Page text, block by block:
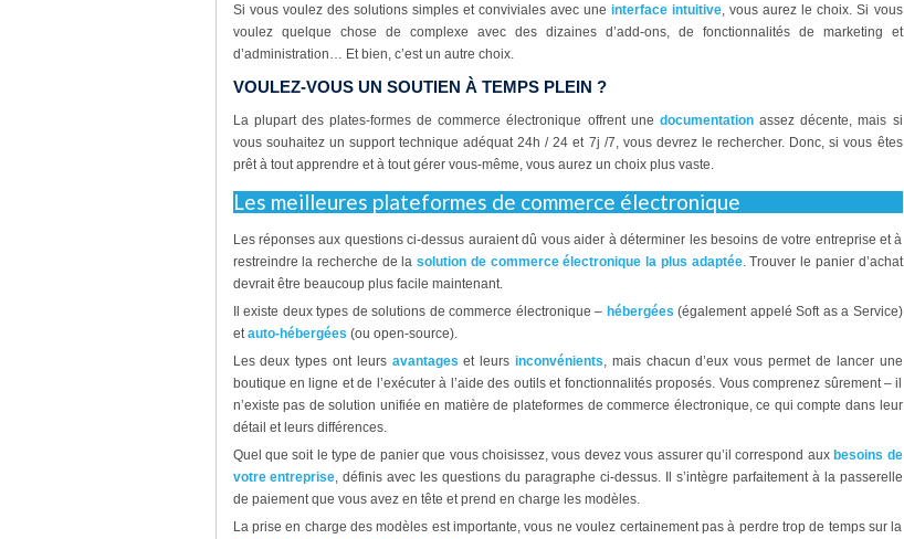
Si vous voulez des solutions simples et conviviales avec uneinterface intuitive , vous aurez le choix. Si vous
voulez quelque chose de complexe avec des dizaines d’add-ons, de fonctionnalités de marketing et
d’administration… Et bien, c’est un autre choix.
VOULEZ-VOUS UN SOUTIEN À TEMPS PLEIN ?
La plupart des plates-formes de commerce électronique offrent une documentationassez décente, mais si
vous souhaitez un support technique adéquat 24h / 24 et 7j /7, vous devrez le rechercher. Donc, si vous êtes
prêt à tout apprendre et à tout gérer vous-même, vous aurez un choix plus vaste.
Les meilleures plateformes de commerce électronique
Les réponses aux questions ci-dessus auraient dû vous aider à déterminer les besoins de votre entreprise et à
restreindre la recherche de lasolution de commerce électronique la plus adaptée. Trouver le panier d’achat
devrait être beaucoup plus facile maintenant.
Il existe deux types de solutions de commerce électronique – hébergées (également appelé Soft as a Service)
et auto-hébergées (ou open-source).
Les deux types ont leurs avantages et leurs inconvénients , mais chacun d’eux vous permet de lancer une
boutique en ligne et de l’exécuter à l’aide des outils et fonctionnalités proposés. Vous comprenez sûrement – il
n’existe pas de solution unifiée en matière de plateformes de commerce électronique, ce qui compte dans leur
détail et leurs différences.
Quel que soit le type de panier que vous choisissez, vous devez vous assurer qu’il correspond auxbesoins de
votre entreprise , définis avec les questions du paragraphe ci-dessus. Il s’intègre parfaitement à la passerelle
de paiement que vous avez en tête et prend en charge les modèles.
La prise en charge des modèles est importante, vous ne voulez certainement pas à perdre trop de temps sur la